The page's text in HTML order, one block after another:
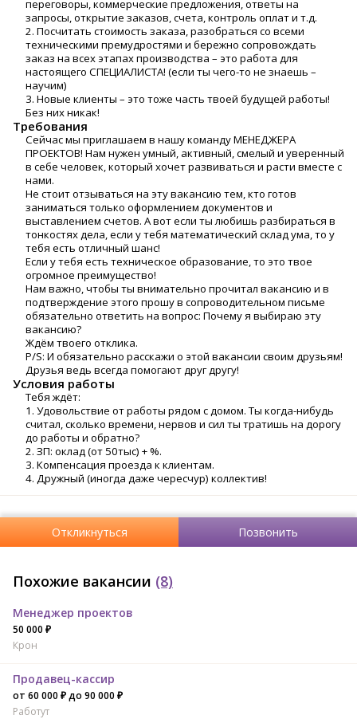
переговоры, коммерческие предложения, ответы на
запросы, открытие заказов, счета, контроль оплат и т.д.
2. Посчитать стоимость заказа, разобраться со всеми
техническими премудростями и бережно сопровождать
заказ на всех этапах производства – это работа для
настоящего СПЕЦИАЛИСТА! (если ты чего-то не знаешь –
научим)
3. Новые клиенты – это тоже часть твоей будущей работы!
Без них никак!
Требования
Сейчас мы приглашаем в нашу команду МЕНЕДЖЕРА
ПРОЕКТОВ! Нам нужен умный, активный, смелый и уверенный
в себе человек, который хочет развиваться и расти вместе с
нами.
Не стоит отзываться на эту вакансию тем, кто готов
заниматься только оформлением документов и
выставлением счетов. А вот если ты любишь разбираться в
тонкостях дела, если у тебя математический склад ума, то у
тебя есть отличный шанс!
Если у тебя есть техническое образование, то это твое
огромное преимущество!
Нам важно, чтобы ты внимательно прочитал вакансию и в
подтверждение этого прошу в сопроводительном письме
обязательно ответить на вопрос: Почему я выбираю эту
вакансию?
Ждём твоего отклика.
P/S: И обязательно расскажи о этой вакансии своим друзьям!
Друзья ведь всегда помогают друг другу!
Условия работы
Тебя ждёт:
1. Удовольствие от работы рядом с домом. Ты когда-нибудь
считал, сколько времени, нервов и сил ты тратишь на дорогу
до работы и обратно?
2. ЗП: оклад (от 50тыс) + %.
3. Компенсация проезда к клиентам.
4. Дружный (иногда даже чересчур) коллектив!
Откликнуться Позвонить
Похожие вакансии (8)
Менеджер проектов
50 000 ₽
Крон
Продавец-кассир
от 60 000 ₽ до 90 000 ₽
Работут